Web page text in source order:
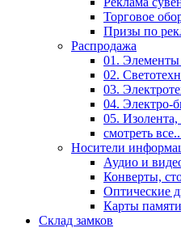
Торговое
Призы по
Распродажа
01.
02.
03.
04. Электро-
05. Изолента,
смотреть
Носители
Аудио и
Конверты,
Оптические
Карты
Склад замков